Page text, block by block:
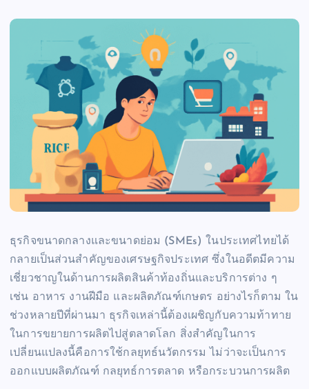
ธุรกิจขนาดกลางและขนาดย่อม (SMEs) ในประเทศไทยได้
กลายเป็นส่วนสำคัญของเศรษฐกิจประเทศ ซึ่งในอดีตมีความ
เชี่ยวชาญในด้านการผลิตสินค้าท้องถิ่นและบริการต่าง ๆ
เช่น อาหาร งานฝีมือ และผลิตภัณฑ์เกษตร อย่างไรก็ตาม ใน
ช่วงหลายปีที่ผ่านมา ธุรกิจเหล่านี้ต้องเผชิญกับความท้าทาย
ในการขยายการผลิตไปสู่ตลาดโลก สิ่งสำคัญในการ
เปลี่ยนแปลงนี้คือการใช้กลยุทธ์นวัตกรรม ไม่ว่าจะเป็นการ
ออกแบบผลิตภัณฑ์ กลยุทธ์การตลาด หรือกระบวนการผลิต